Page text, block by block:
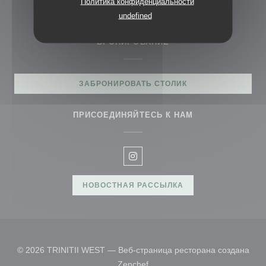
undefined
069 27246942
БРОНИРОВАНИЕ
ЗАБРОНИРОВАТЬ СТОЛИК
ПРИСОЕДИНЯЙТЕСЬ К НАМ
Instagram ((открывается в
НОВОСТНАЯ РАССЫЛКА
© 2026 TRINITII WEST — Веб-страница ресторана создана
Zenchef((открывается в новом окне))